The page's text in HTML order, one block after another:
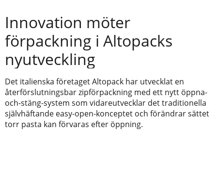
Innovation möter
förpackning i Altopacks
nyutveckling
Det italienska företaget Altopack har utvecklat en
återförslutningsbar zipförpackning med ett nytt öppna-
och-stäng-system som vidareutvecklar det traditionella
självhäftande easy-open-konceptet och förändrar sättet
torr pasta kan förvaras efter öppning.